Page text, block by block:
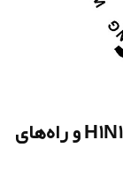
با ویروس خطرناک آنفلوانزای خوکی H1N1 و راه‌های